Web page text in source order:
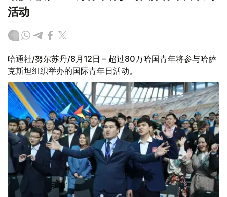
活动
哈通社/努尔苏丹/8月12日 – 超过80万哈国青年将参与哈萨
克斯坦组织举办的国际青年日活动。